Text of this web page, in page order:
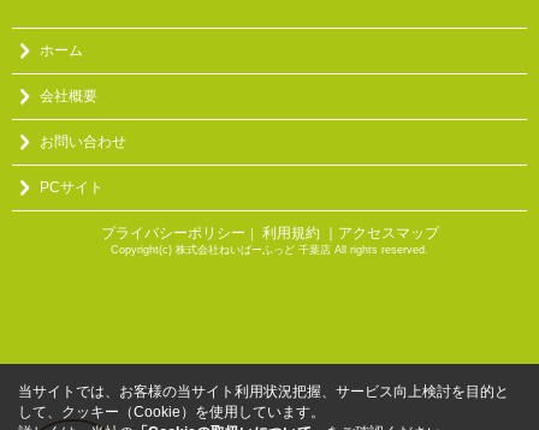
ホーム
会社概要
お問い合わせ
PCサイト
プライバシーポリシー ｜ 利用規約 ｜アクセスマップ
Copyright(c) 株式会社ねいばーふっど 千葉店 All rights reserved.
当サイトでは、お客様の当サイト利用状況把握、サービス向上検討を目的と
して、クッキー（Cookie）を使用しています。